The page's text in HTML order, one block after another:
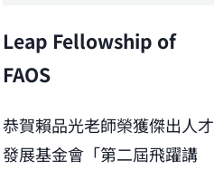
Leap Fellowship of
FAOS
恭賀賴品光老師榮獲傑出人才
發展基金會「第二屆飛躍講